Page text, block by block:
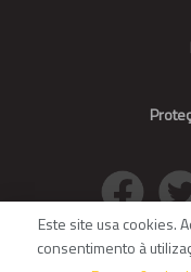
©
Este site usa cookies.
consentimento à